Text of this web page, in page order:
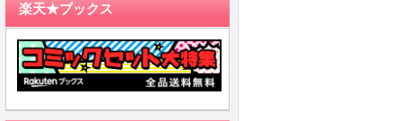
楽天★ブックス